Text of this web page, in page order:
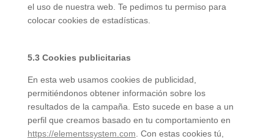
el uso de nuestra web. Te pedimos tu permiso para
colocar cookies de estadísticas.
5.3 Cookies publicitarias
En esta web usamos cookies de publicidad,
permitiéndonos obtener información sobre los
resultados de la campaña. Esto sucede en base a un
perfil que creamos basado en tu comportamiento en
https://elementssystem.com . Con estas cookies tú,